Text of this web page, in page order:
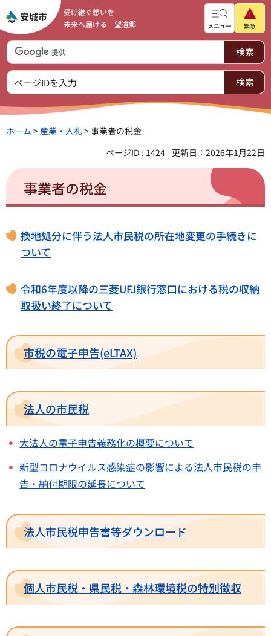
受け継ぐ想いを
未来へ届ける 望遠郷
メニュー 緊急
ホーム >産業・入札> 事業者の税金
ページID : 1424 更新日：2026年1月22日
事業者の税金
換地処分に伴う法人市民税の所在地変更の手続きに
ついて
令和6年度以降の三菱UFJ銀行窓口における税の収納
取扱い終了について
市税の電子申告(eLTAX)
法人の市民税
大法人の電子申告義務化の概要について
新型コロナウイルス感染症の影響による法人市民税の申
告・納付期限の延長について
法人市民税申告書等ダウンロード
個人市民税・県民税・森林環境税の特別徴収